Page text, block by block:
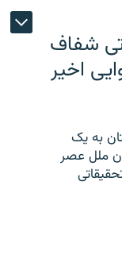
شفاف
اخیر
به یک
ملل عصر